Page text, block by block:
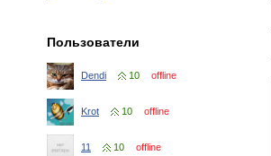
Пользователи
Dendi 10 offline
Krot 10 offline
11 10 offline